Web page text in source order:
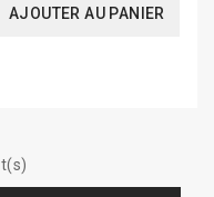
AJOUTER AU PANIER